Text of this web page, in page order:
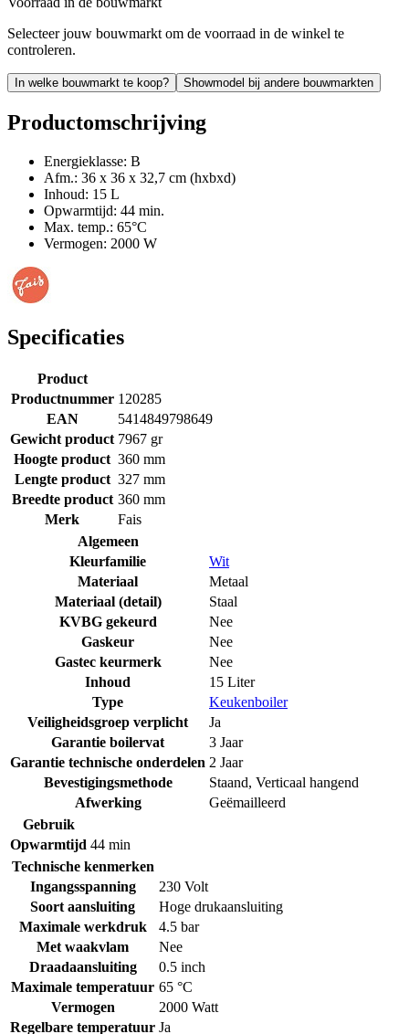
Selecteer jouw bouwmarkt om de voorraad in de winkel te
controleren.
In welke bouwmarkt te koop? Showmodel bij andere bouwmarkten
Productomschrijving
Energieklasse: B
Afm.: 36 x 36 x 32,7 cm (hxbxd)
Inhoud: 15 L
Opwarmtijd: 44 min.
Max. temp.: 65°C
Vermogen: 2000 W
Specificaties
Product
Productnummer 120285
EAN
5414849798649
Gewicht product 7967 gr
Hoogte product 360 mm
Lengte product 327 mm
Breedte product 360 mm
Merk
Fais
Algemeen
Kleurfamilie
Wit
Materiaal
Metaal
Materiaal (detail)
Staal
KVBG gekeurd
Nee
Gaskeur
Nee
Gastec keurmerk
Nee
Inhoud
15 Liter
Type
Keukenboiler
Veiligheidsgroep verplicht
Ja
Garantie boilervat
3 Jaar
Garantie technische onderdelen 2 Jaar
Bevestigingsmethode
Staand, Verticaal hangend
Afwerking
Geëmailleerd
Gebruik
Opwarmtijd 44 min
Technische kenmerken
Ingangsspanning
230 Volt
Soort aansluiting
Hoge drukaansluiting
Maximale werkdruk
4.5 bar
Met waakvlam
Nee
Draadaansluiting
0.5 inch
Maximale temperatuur 65 °C
Vermogen
2000 Watt
Regelbare temperatuur Ja